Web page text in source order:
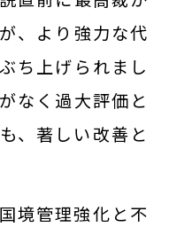
、より強力な代
ち上げられまし
なく過大評価と
、著しい改善と
境管理強化と不